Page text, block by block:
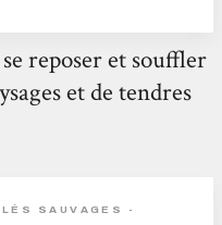
reposer et souffler
et de tendres
SAUVAGES -